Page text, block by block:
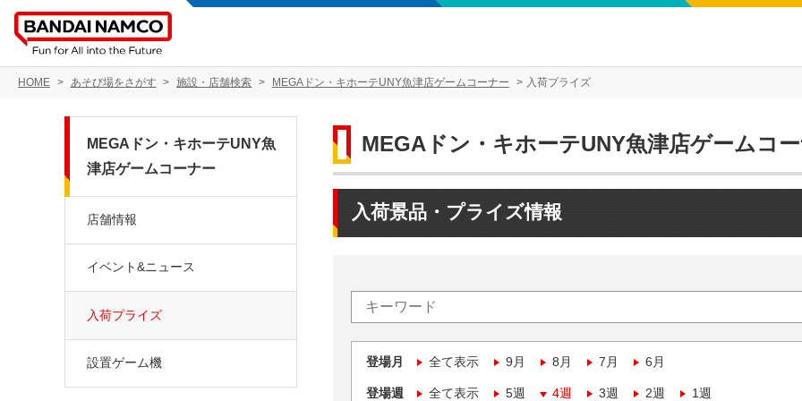
HOME あそび場をさがす 施設・店舗検索 MEGAドン・キホーテUNY魚津店ゲームコーナー 入荷プライズ
MEGAドン・キホーテUNY魚津店ゲームコ
入荷景品・プライズ情報
登場月 全て表示 9月 8月 7月 6月
登場週 全て表示 5週 4週 3週 2週 1週
MEGAドン・キホーテUNY魚
津店ゲームコーナー
店舗情報
イベント&ニュース
入荷プライズ
設置ゲーム機